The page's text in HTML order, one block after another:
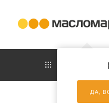
ДА,